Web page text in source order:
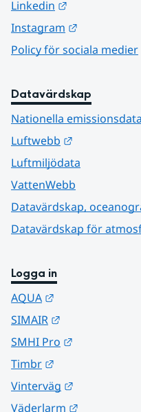
Linkedin
Instagram
Policy för sociala medier
Datavärdskap
Nationella
Luftwebb
Luftmiljödata
VattenWebb
Datavärdskap,
Datavärdskap för
Logga in
AQUA
SIMAIR
SMHI Pro
Timbr
Vinterväg
Väderlarm